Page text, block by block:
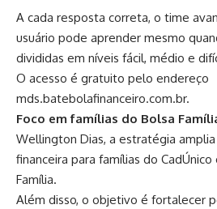
A cada resposta correta, o time
usuário pode aprender mesmo
divididas em níveis fácil, médio e
O acesso é gratuito pelo endereço
mds.batebolafinanceiro.com.br.
Foco em famílias do Bolsa
Wellington Dias, a estratégia
financeira para famílias do
Família.
Além disso, o objetivo é fortalecer